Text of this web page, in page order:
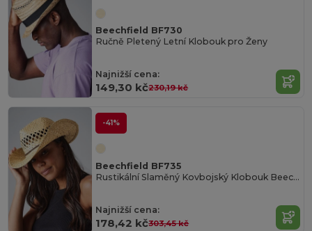
Beechfield BF730
Ručně Pletený Letní Klobouk pro Ženy
Najnižší cena:
149,30 kč230,19 kč
-41%
Beechfield BF735
Rustikální Slaměný Kovbojský Klobouk Beechfield
Najnižší cena:
178,42 kč303,45 kč